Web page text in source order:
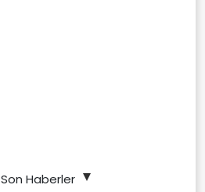
Son Haberler